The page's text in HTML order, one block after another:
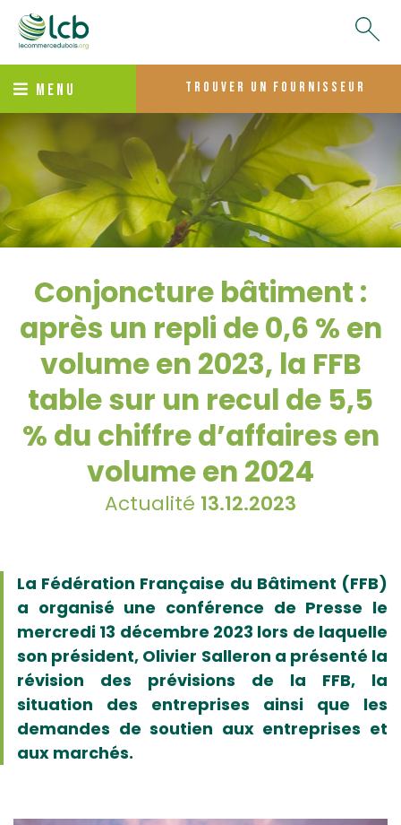
MENU trouver un fournisseur
Conjoncture bâtiment :
après un repli de 0,6 % en
volume en 2023, la FFB
table sur un recul de 5,5
% du chiffre d’affaires en
volume en 2024
Actualité 13.12.2023
La Fédération Française du Bâtiment (FFB)
a organisé une conférence de Presse le
mercredi 13 décembre 2023 lors de laquelle
son président, Olivier Salleron a présenté la
révision des prévisions de la FFB, la
situation des entreprises ainsi que les
demandes de soutien aux entreprises et
aux marchés.